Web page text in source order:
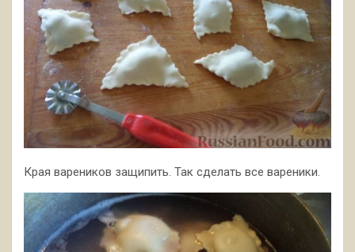
Края вареников защипить. Так сделать все вареники.